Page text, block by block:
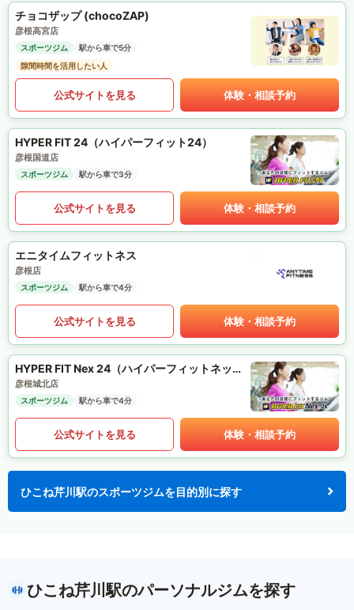
チョコザップ (chocoZAP)
彦根高宮店
スポーツジム
駅から車で5分
隙間時間を活用したい人
公式サイトを見る 体験・相談予約
HYPER FIT 24（ハイパーフィット24）
彦根国道店
スポーツジム 駅から車で3分
公式サイトを見る 体験・相談予約
エニタイムフィットネス
彦根店
スポーツジム 駅から車で4分
公式サイトを見る 体験・相談予約
HYPER FIT Nex 24（ハイパーフィットネックス24）
彦根城北店
スポーツジム 駅から車で4分
公式サイトを見る 体験・相談予約
ひこね芹川駅のスポーツジムを目的別に探す
ひこね芹川駅のパーソナルジムを探す